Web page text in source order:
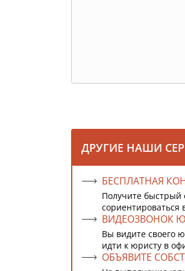
ДРУГИЕ НАШИ
БЕСПЛАТНАЯ
Получите
сориентироваться
ВИДЕОЗВОНОК
Вы видите своего
идти к юристу в
ОБЪЯВИТЕ